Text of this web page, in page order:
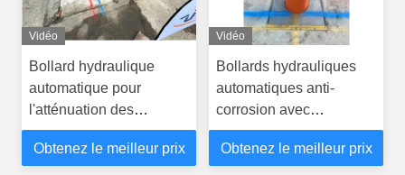
Vidéo
Bollard hydraulique
automatique pour
l'atténuation des
véhicules hostiles et la
protection contre le
Obtenez le meilleur prix
Vidéo
Bollards hydrauliques
automatiques anti-
corrosion avec
certification PAS 68 Amp
IWA 14-1
Obtenez le meilleur prix